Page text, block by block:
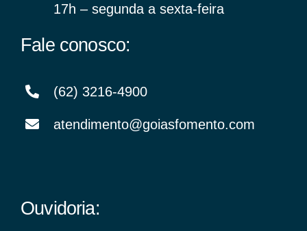
17h – segunda a sexta-feira
Fale conosco:
(62) 3216-4900
atendimento@goiasfomento.com
Ouvidoria: